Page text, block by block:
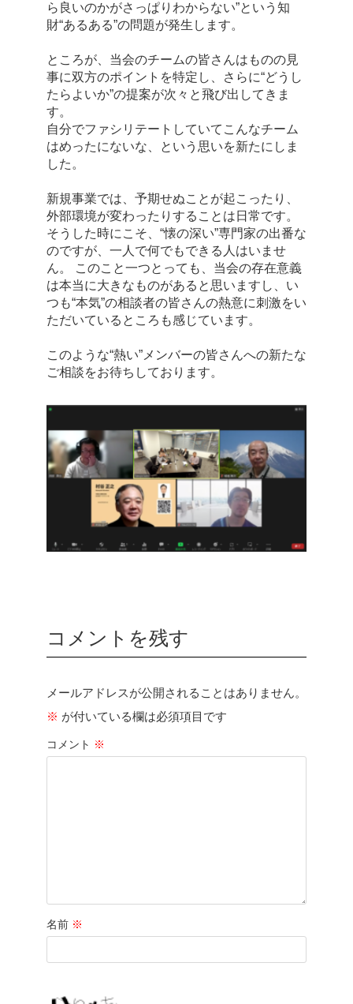
ら良いのかがさっぱりわからない”という知
財“あるある”の問題が発生します。
ところが、当会のチームの皆さんはものの見
事に双方のポイントを特定し、さらに“どうし
たらよいか”の提案が次々と飛び出してきま
す。
自分でファシリテートしていてこんなチーム
はめったにないな、という思いを新たにしま
した。
新規事業では、予期せぬことが起こったり、
外部環境が変わったりすることは日常です。
そうした時にこそ、“懐の深い”専門家の出番な
のですが、一人で何でもできる人はいませ
ん。 このこと一つとっても、当会の存在意義
は本当に大きなものがあると思いますし、い
つも“本気”の相談者の皆さんの熱意に刺激をい
ただいているところも感じています。
このような“熱い”メンバーの皆さんへの新たな
ご相談をお待ちしております。
コメントを残す
メールアドレスが公開されることはありません。
※ が付いている欄は必須項目です
コメント ※
名前 ※